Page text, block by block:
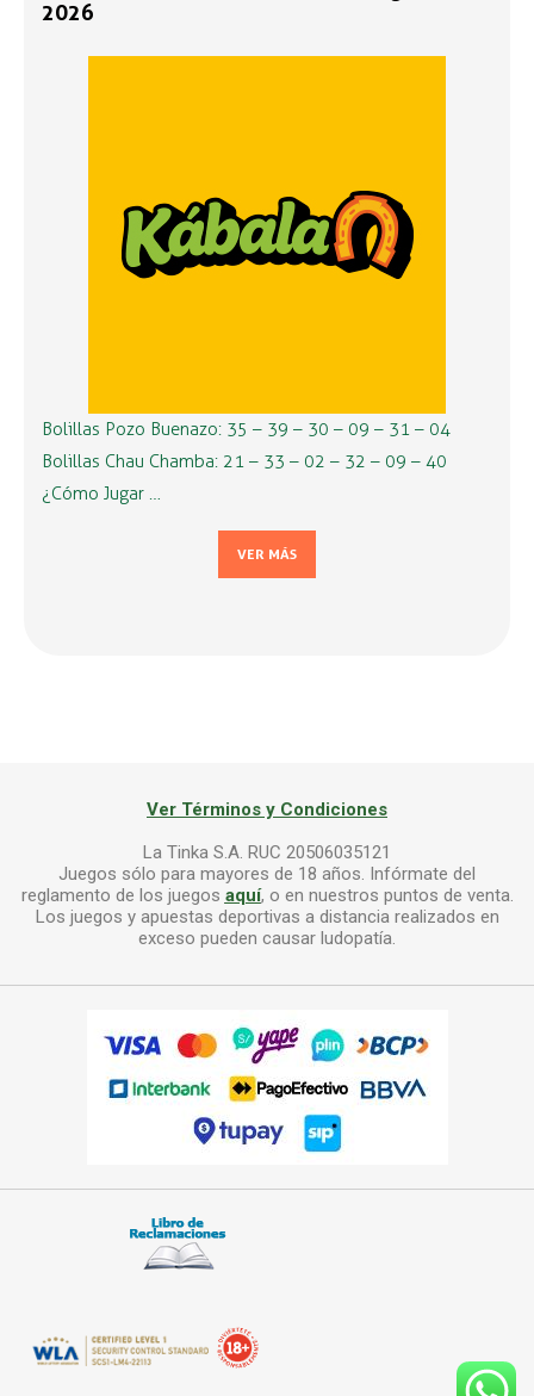
2026
Bolillas Pozo Buenazo: 35 – 39 – 30 – 09 – 31 – 04
Bolillas Chau Chamba: 21 – 33 – 02 – 32 – 09 – 40
¿Cómo Jugar …
VER MÁS
Ver Términos y Condiciones
La Tinka S.A. RUC 20506035121
Juegos sólo para mayores de 18 años. Infórmate del
reglamento de los juegos aquí, o en nuestros puntos de venta.
Los juegos y apuestas deportivas a distancia realizados en
exceso pueden causar ludopatía.